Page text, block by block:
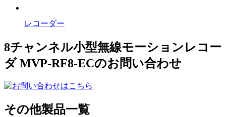
レコーダー
8チャンネル小型無線モーションレコー
ダ MVP-RF8-ECのお問い合わせ
その他製品一覧